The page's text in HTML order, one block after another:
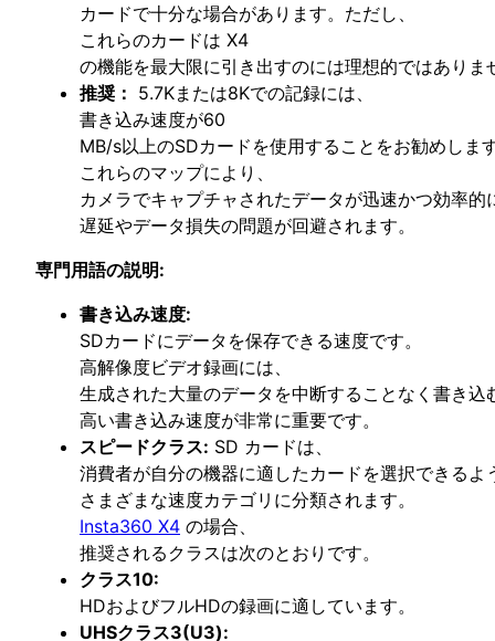
カードで十分な場合があります。ただし、
これらのカードは X4
の機能を最大限に引き出すのには理想的ではありま
推奨： 5.7Kまたは8Kでの記録には、
書き込み速度が60
MB/s以上のSDカードを使用することをお勧めしま
これらのマップにより、
カメラでキャプチャされたデータが迅速かつ効率的
遅延やデータ損失の問題が回避されます。
専門用語の説明:
書き込み速度:
SDカードにデータを保存できる速度です。
高解像度ビデオ録画には、
生成された大量のデータを中断することなく書き込
高い書き込み速度が非常に重要です。
スピードクラス: SD カードは、
消費者が自分の機器に適したカードを選択できるよ
さまざまな速度カテゴリに分類されます。
Insta360 X4 の場合、
推奨されるクラスは次のとおりです。
クラス10:
HDおよびフルHDの録画に適しています。
UHSクラス3(U3):